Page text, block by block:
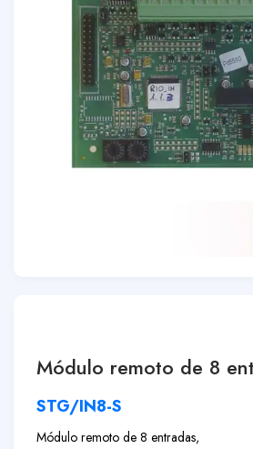
Módulo remoto de 8
STG/IN8-S
Módulo remoto de 8 entradas,